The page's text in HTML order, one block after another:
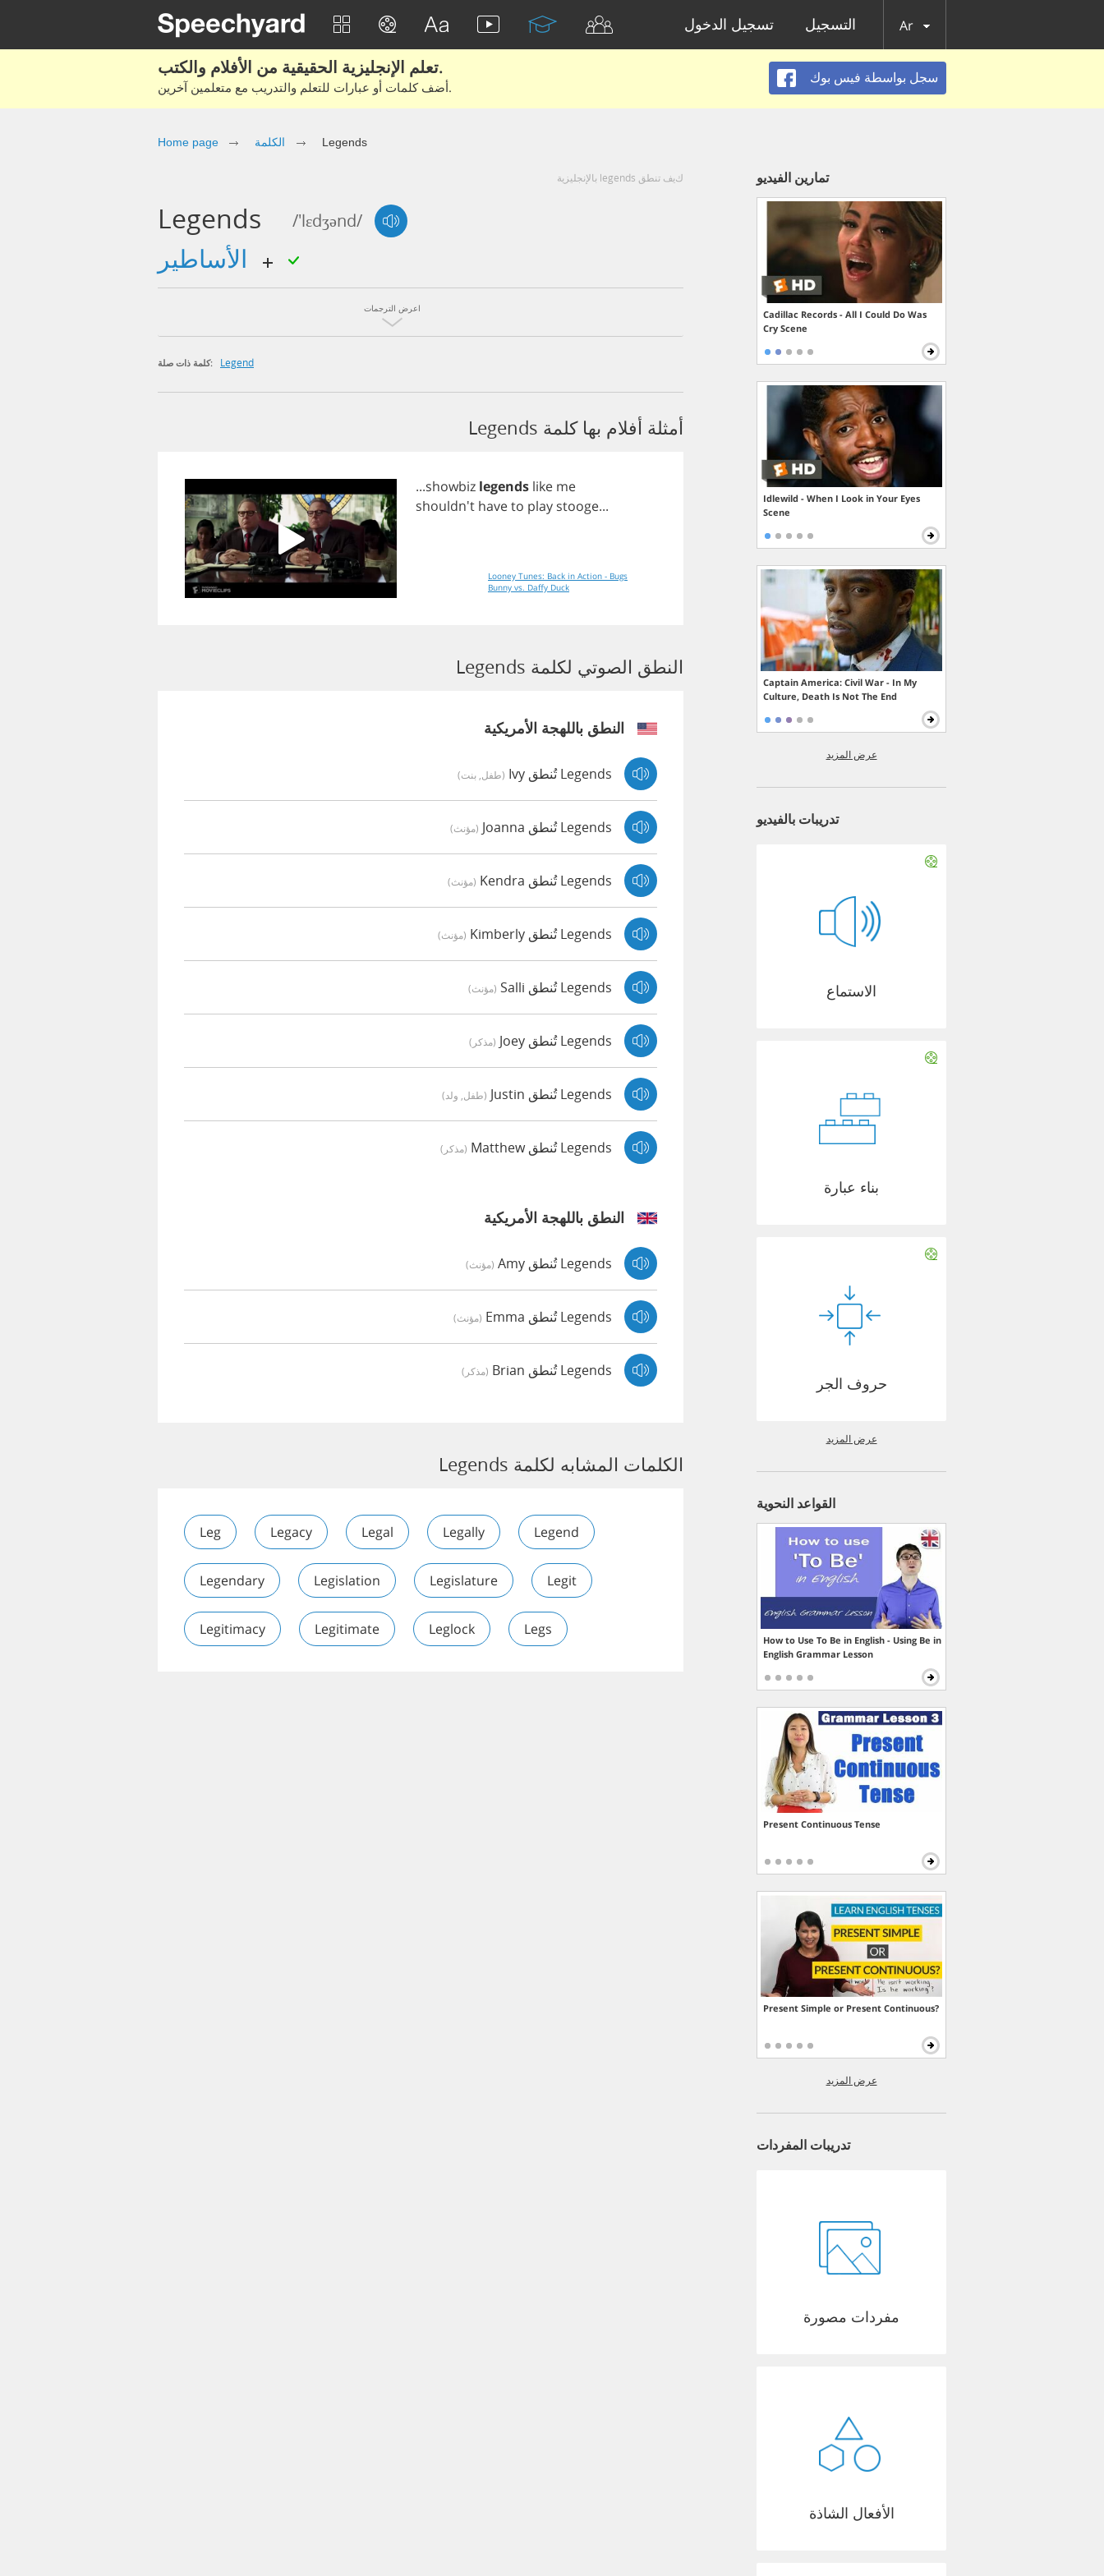
تسجيل الدخول التسجيل Ar
تعلم الإنجليزية الحقيقية من الأفلام والكتب.
أضف كلمات أو عبارات للتعلم والتدريب مع متعلمين آخرين.
سجل بواسطة فيس بوك
Home page الكلمة Legends
كيف تنطق legends بالإنجليزية
Legends /'lɛdʒənd/
اعرض الترجمات
كلمة ذات صلة: Legend
أمثلة أفلام بها كلمة Legends
...showbiz legends like me
shouldn't haveto play stooge...
Looney Tunes: Back in Action - Bugs
Bunny vs. Daffy Duck
النطق الصوتي لكلمة Legends
النطق باللهجة الأمريكية
Legends تُنطق Ivy (طفل, بنت)
Legends تُنطق Joanna (مؤنث)
Legends تُنطق Kendra (مؤنث)
Legends تُنطق Kimberly (مؤنث)
Legends تُنطق Salli (مؤنث)
Legends تُنطق Joey (مذكر)
Legends تُنطق Justin (طفل, ولد)
Legends تُنطق Matthew (مذكر)
النطق باللهجة الأمريكية
Legends تُنطق Amy (مؤنث)
Legends تُنطق Emma (مؤنث)
Legends تُنطق Brian (مذكر)
الكلمات المشابه لكلمة Legends
Leg Legacy Legal Legally Legend
Legendary Legislation Legislature Legit
Legitimacy Legitimate Leglock Legs
تمارين الفيديو
Cadillac Records - All I Could Do Was
Cry Scene
Idlewild - When I Look in Your Eyes
Scene
Captain America: Civil War - In My
Culture, Death Is Not The End
عرض المزيد
تدريبات بالفيديو
الاستماع
بناء عبارة
حروف الجر
عرض المزيد
القواعد النحوية
How to Use To Be in English - Using Be in
English Grammar Lesson
Present Continuous Tense
Present Simple or Present Continuous?
عرض المزيد
تدريبات المفردات
مفردات مصورة
الأفعال الشاذة